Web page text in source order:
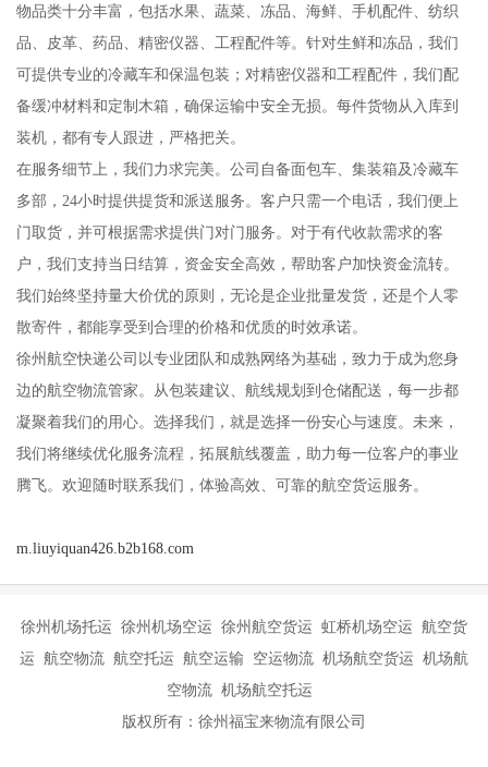
物品类十分丰富，包括水果、蔬菜、冻品、海鲜、手机配件、纺织
品、皮革、药品、精密仪器、工程配件等。针对生鲜和冻品，我们
可提供专业的冷藏车和保温包装；对精密仪器和工程配件，我们配
备缓冲材料和定制木箱，确保运输中安全无损。每件货物从入库到
装机，都有专人跟进，严格把关。
在服务细节上，我们力求完美。公司自备面包车、集装箱及冷藏车
多部，24小时提供提货和派送服务。客户只需一个电话，我们便上
门取货，并可根据需求提供门对门服务。对于有代收款需求的客
户，我们支持当日结算，资金安全高效，帮助客户加快资金流转。
我们始终坚持量大价优的原则，无论是企业批量发货，还是个人零
散寄件，都能享受到合理的价格和优质的时效承诺。
徐州航空快递公司以专业团队和成熟网络为基础，致力于成为您身
边的航空物流管家。从包装建议、航线规划到仓储配送，每一步都
凝聚着我们的用心。选择我们，就是选择一份安心与速度。未来，
我们将继续优化服务流程，拓展航线覆盖，助力每一位客户的事业
腾飞。欢迎随时联系我们，体验高效、可靠的航空货运服务。
m.liuyiquan426.b2b168.com
徐州机场托运 徐州机场空运 徐州航空货运 虹桥机场空运 航空货
运 航空物流 航空托运 航空运输 空运物流 机场航空货运 机场航
空物流 机场航空托运
版权所有：徐州福宝来物流有限公司